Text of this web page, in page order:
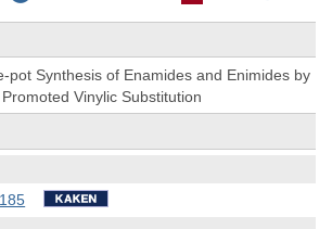
pot Synthesis of Enamides and Enimides by
Vinylic Substitution